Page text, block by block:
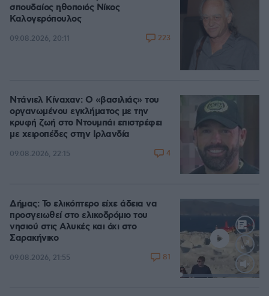
σπουδαίος ηθοποιός Νίκος
Καλογερόπουλος
09.08.2026, 20:11 223
Ντάνιελ Κίναχαν: Ο «βασιλιάς» του
οργανωμένου εγκλήματος με την
κρυφή ζωή στο Ντουμπάι επιστρέφει
με χειροπέδες στην Ιρλανδία
09.08.2026, 22:15 4
Loaded
Δήμας: Το ελικόπτερο είχε άδεια να
προσγειωθεί στο ελικοδρόμιο του
νησιού στις Αλυκές και όχι στο
Σαρακήνικο
09.08.2026, 21:55 81